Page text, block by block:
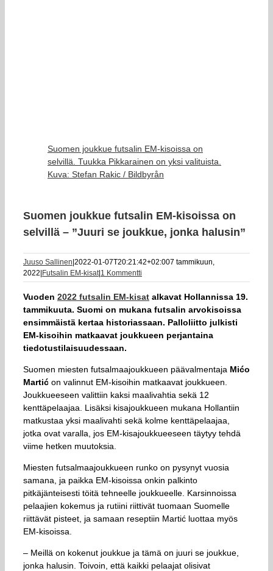
Suomen joukkue futsalin EM-kisoissa on
selvillä. Tuukka Pikkarainen on yksi valituista.
Kuva: Stefan Rakic / Bildbyrån
Suomen joukkue futsalin EM-kisoissa on
selvillä – ”Juuri se joukkue, jonka halusin”
Juuso Sallinen 2022-01-07T20:21:42+02:007 tammikuun,
2022 Futsalin EM-kisat| 1 Kommentti
Vuoden 2022 futsalin EM-kisat alkavat Hollannissa 19.
tammikuuta. Suomi on mukana futsalin arvokisoissa
ensimmäistä kertaa historiassaan. Palloliitto julkisti
EM-kisoihin matkaavat joukkueen perjantaina
tiedotustilaisuudessaan.
Suomen miesten futsalmaajoukkueen päävalmentaja Mićo
Martić on valinnut EM-kisoihin matkaavat joukkueen.
Joukkueeseen valittiin kaksi maalivahtia sekä 12
kenttäpelaajaa. Lisäksi kisajoukkueen mukana Hollantiin
matkustaa yksi maalivahti sekä kolme kenttäpelaajaa,
jotka ovat varalla, jos EM-kisajoukkueeseen täytyy tehdä
viime hetken muutoksia.
Miesten futsalmaajoukkueen runko on pysynyt vuosia
samana, ja paikka EM-kisoissa onkin palkinto
pitkäjänteisesti töitä tehneelle joukkueelle. Karsinnoissa
pelaajien kokemus ja rutiini riittivät tuomaan Suomelle
riittävät pisteet, ja samaan reseptiin Martić luottaa myös
EM-kisoissa.
– Meillä on kokenut joukkue ja tämä on juuri se joukkue,
jonka halusin. Toivoin, että kaikki pelaajat olisivat